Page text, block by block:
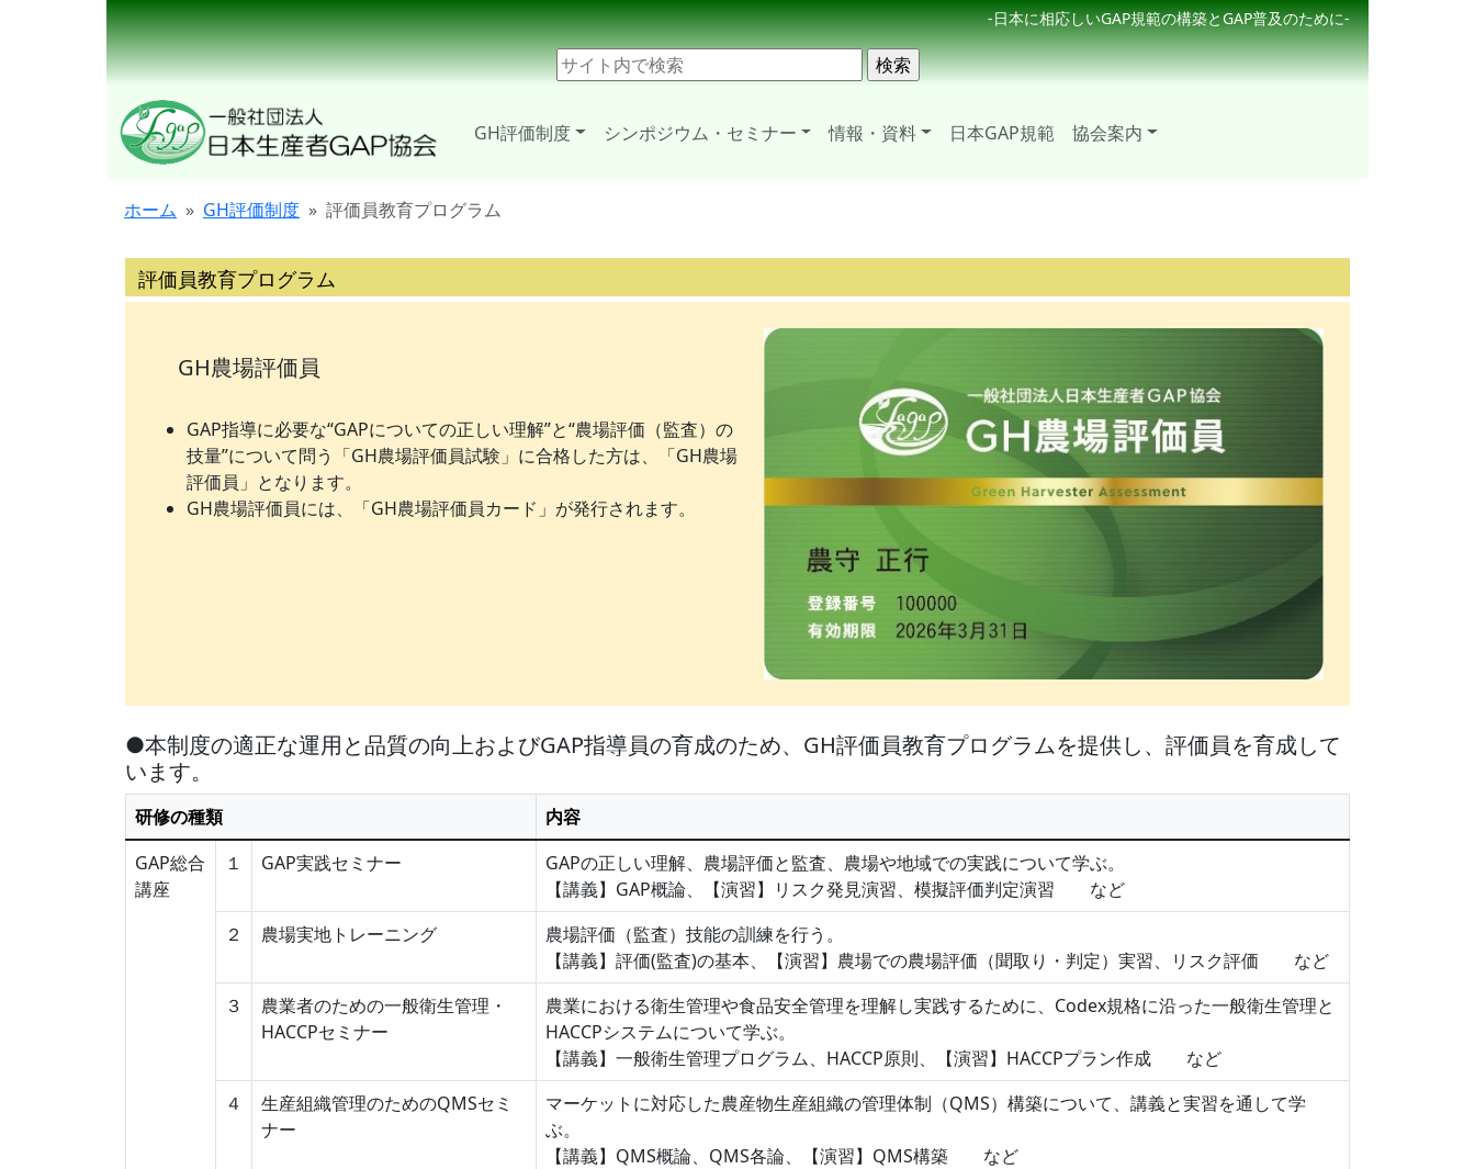
-日本に相応しいGAP規範の構築とGAP普及のために-
GH評価制度 シンポジウム・セミナー 情報・資料 日本GAP規範 協会案内
ホーム GH評価制度 評価員教育プログラム
評価員教育プログラム
GH農場評価員
GAP指導に必要な“GAPについての正しい理解”と“農場評価（監査）の
技量”について問う「GH農場評価員試験」に合格した方は、「GH農場
評価員」となります。
GH農場評価員には、「GH農場評価員カード」が発行されます。
●本制度の適正な運用と品質の向上およびGAP指導員の育成のため、GH評価員教育プログラムを提供し、評価員を育成して
います。
研修の種類
内容
GAP総合
講座
１ GAP実践セミナー
GAPの正しい理解、農場評価と監査、農場や地域での実践について学ぶ。
【講義】GAP概論、【演習】リスク発見演習、模擬評価判定演習 など
２
農場実地トレーニング
農場評価（監査）技能の訓練を行う。
【講義】評価(監査)の基本、【演習】農場での農場評価（聞取り・判定）実習、リスク評価 など
３
農業者のための一般衛生管理・
HACCPセミナー
農業における衛生管理や食品安全管理を理解し実践するために、Codex規格に沿った一般衛生管理と
HACCPシステムについて学ぶ。
【講義】一般衛生管理プログラム、HACCP原則、【演習】HACCPプラン作成 など
４
生産組織管理のためのQMSセミ
ナー
マーケットに対応した農産物生産組織の管理体制（QMS）構築について、講義と実習を通して学
ぶ。
【講義】QMS概論、QMS各論、【演習】QMS構築 など